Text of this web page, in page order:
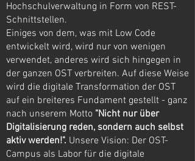
Hochschulverwaltung in Form von REST-
Schnittstellen.
Einiges von dem, was mit Low Code
entwickelt wird, wird nur von wenigen
verwendet, anderes wird sich hingegen in
der ganzen OST verbreiten. Auf diese Weise
wird die digitale Transformation der OST
auf ein breiteres Fundament gestellt - ganz
nach unserem Motto "Nicht nur über
Digitalisierung reden, sondern auch selbst
aktiv werden!". Unsere Vision: Der OST-
Campus als Labor für die digitale